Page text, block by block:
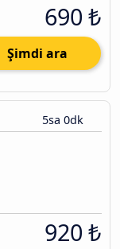
690 ₺
Şimdi ara
5sa 0dk
920 ₺